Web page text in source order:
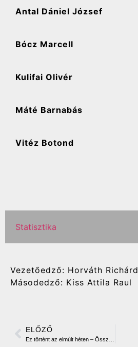
Antal Dániel József
Bócz Marcell
Kulifai Olivér
Máté Barnabás
Vitéz Botond
Statisztika
Vezetőedző: Horváth Richárd
Másodedző: Kiss Attila Raul
ELŐZŐ